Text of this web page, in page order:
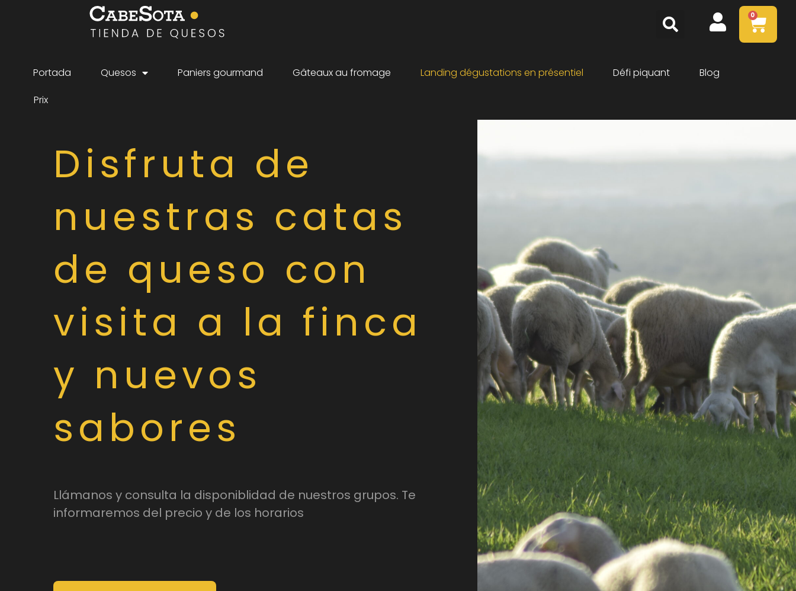
0
Portada Quesos Paniers gourmand Gâteaux au fromage Landing dégustations en présentiel Défi piquant
Blog
Prix
Disfruta de
nuestras catas
de queso con
visita a la finca
y nuevos
sabores
Llámanos y consulta la disponiblidad de nuestros grupos. Te
informaremos del precio y de los horarios